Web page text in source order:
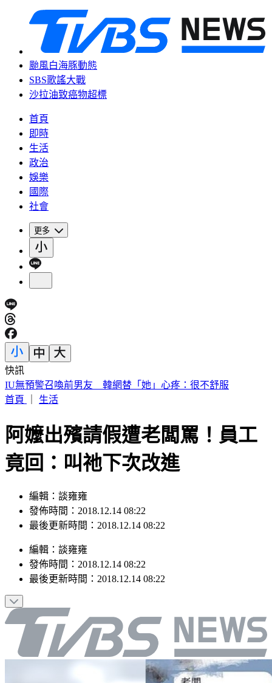
颱風白海豚動態
SBS歌謠大戰
沙拉油致癌物超標
首頁
即時
生活
政治
娛樂
國際
社會
更多
快訊
快訊／財神爺不在家 威力彩頭獎、二獎雙槓龜
首頁
生活
阿嬤出殯請假遭老闆罵！員工
竟回：叫祂下次改進
編輯：談雍雍
發佈時間：2018.12.14 08:22
最後更新時間：2018.12.14 08:22
編輯 ： 談雍雍
發佈時間： 2018.12.14 08:22
最後更新時間： 2018.12.14 08:22